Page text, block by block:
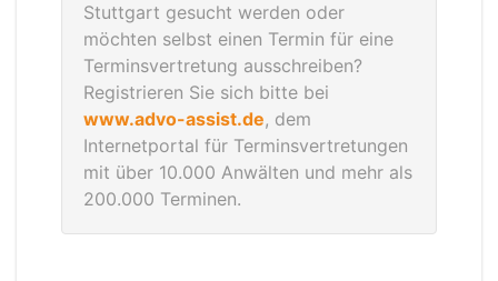
Stuttgart gesucht werden oder
möchten selbst einen Termin für eine
Terminsvertretung ausschreiben?
Registrieren Sie sich bitte bei
www.advo-assist.de, dem
Internetportal für Terminsvertretungen
mit über 10.000 Anwälten und mehr als
200.000 Terminen.